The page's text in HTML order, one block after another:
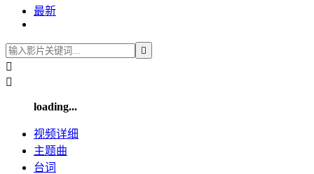
最新



loading...
视频详细
主题曲
台词